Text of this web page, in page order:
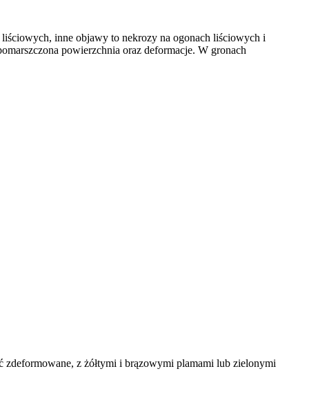
inne objawy to nekrozy na ogonach liściowych i
powierzchnia oraz deformacje. W gronach
z żółtymi i brązowymi plamami lub zielonymi